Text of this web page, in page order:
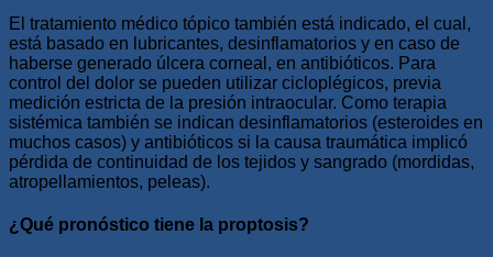
El tratamiento médico tópico también está indicado, el cual,
está basado en lubricantes, desinflamatorios y en caso de
haberse generado úlcera corneal, en antibióticos. Para
control del dolor se pueden utilizar cicloplégicos, previa
medición estricta de la presión intraocular. Como terapia
sistémica también se indican desinflamatorios (esteroides en
muchos casos) y antibióticos si la causa traumática implicó
pérdida de continuidad de los tejidos y sangrado (mordidas,
atropellamientos, peleas).
¿Qué pronóstico tiene la proptosis?